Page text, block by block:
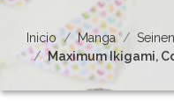
Inicio Manga
Maximum Ikigami,